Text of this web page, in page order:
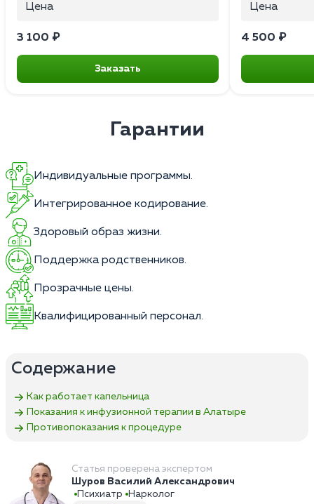
Цена
3 100 ₽
Заказать
Цена
4 500 ₽
Гарантии
Индивидуальные программы.
Интегрированное кодирование.
Здоровый образ жизни.
Поддержка родственников.
Прозрачные цены.
Квалифицированный персонал.
Содержание
Как работает капельница
Показания к инфузионной терапии в Алатыре
Противопоказания к процедуре
Статья проверена экспертом
Шуров Василий Александрович
Психиатр
Нарколог